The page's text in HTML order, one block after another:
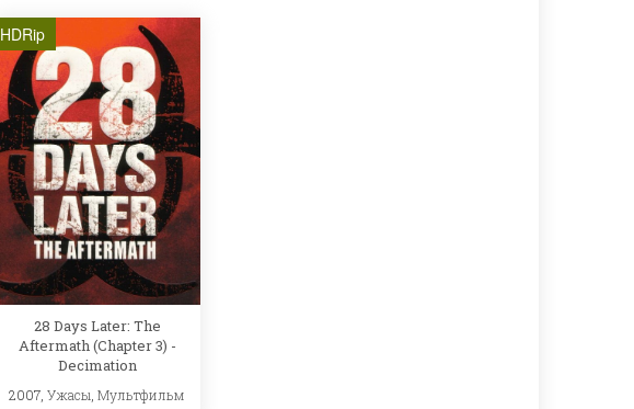
HDRip
28 Days Later: The
Aftermath (Chapter 3) -
Decimation
2007, Ужасы Мультфильм